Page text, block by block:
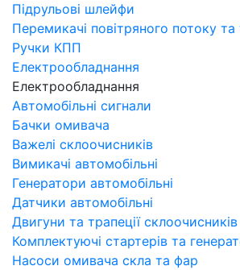
Підрульові шлейфи
Перемикачі повітряного потоку
Ручки КПП
Електрообладнання
Електрообладнання
Автомобільні сигнали
Бачки омивача
Важелі склоочисників
Вимикачі автомобільні
Генератори автомобільні
Датчики автомобільні
Двигуни та трапеції склоочисників
Комплектуючі стартерів та
Насоси омивача скла та фар